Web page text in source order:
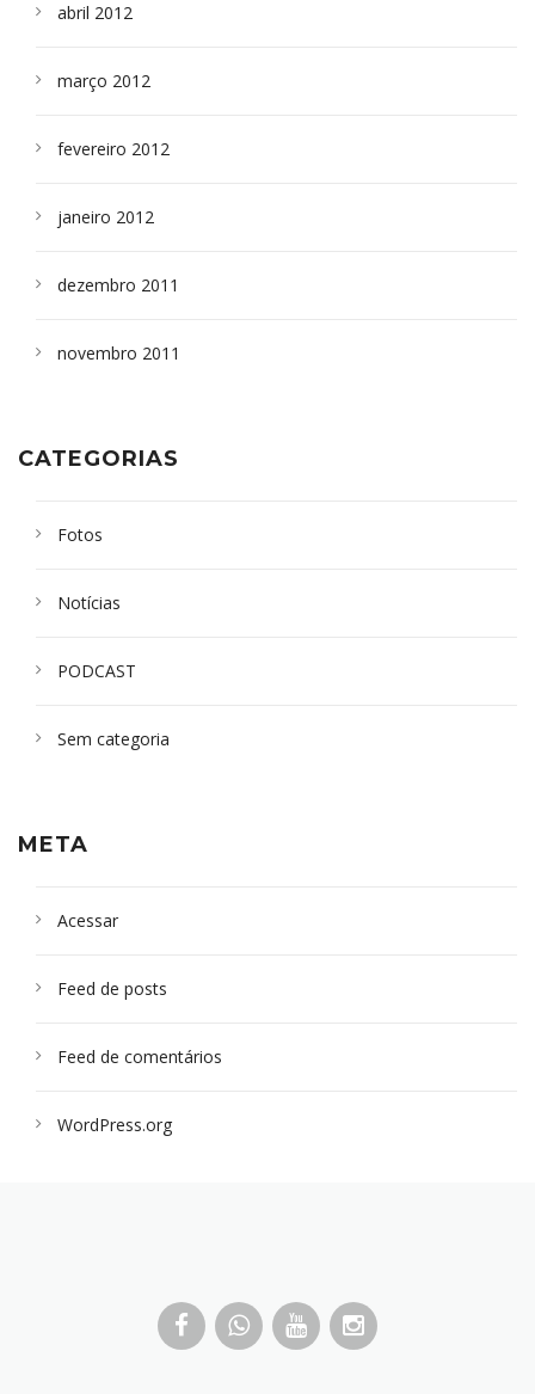
abril 2012
março 2012
fevereiro 2012
janeiro 2012
dezembro 2011
novembro 2011
CATEGORIAS
Fotos
Notícias
PODCAST
Sem categoria
META
Acessar
Feed de posts
Feed de comentários
WordPress.org